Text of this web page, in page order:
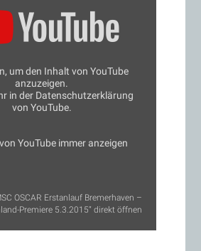
um den Inhalt von YouTube
anzuzeigen.
in der Datenschutzerklärung
von YouTube.
YouTube immer anzeigen
OSCAR Erstanlauf Bremerhaven –
Premiere 5.3.2015“ direkt öffnen